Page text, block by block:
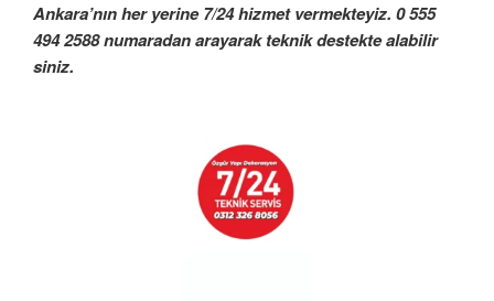
Ankara’nın her yerine 7/24 hizmet vermekteyiz. 0 555
494 2588 numaradan arayarak teknik destekte alabilir
siniz.